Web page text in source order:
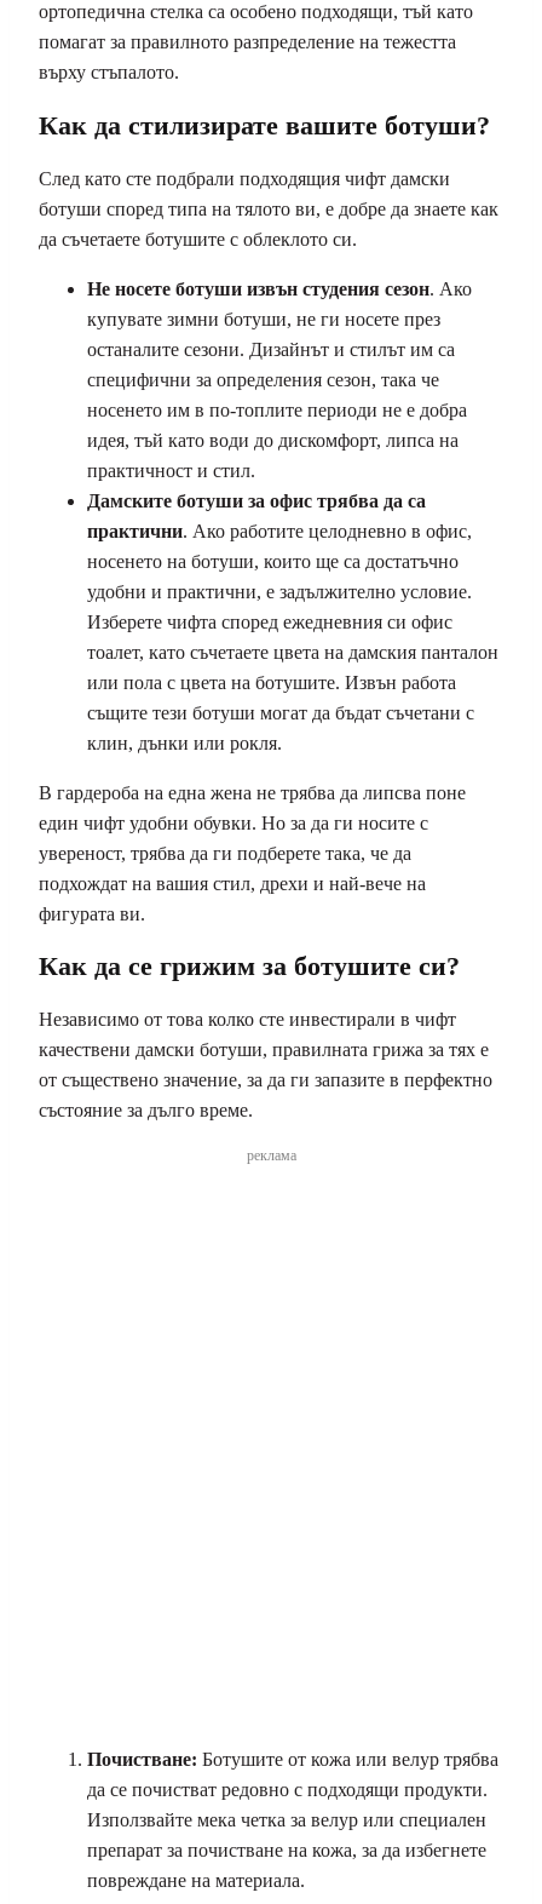
ортопедична стелка са особено подходящи, тъй като
помагат за правилното разпределение на тежестта
върху стъпалото.
Как да стилизирате вашите ботуши?
След като сте подбрали подходящия чифт дамски
ботуши според типа на тялото ви, е добре да знаете как
да съчетаете ботушите с облеклото си.
Не носете ботуши извън студения сезон. Ако
купувате зимни ботуши, не ги носете през
останалите сезони. Дизайнът и стилът им са
специфични за определения сезон, така че
носенето им в по-топлите периоди не е добра
идея, тъй като води до дискомфорт, липса на
практичност и стил.
Дамските ботуши за офис трябва да са
практични. Ако работите целодневно в офис,
носенето на ботуши, които ще са достатъчно
удобни и практични, е задължително условие.
Изберете чифта според ежедневния си офис
тоалет, като съчетаете цвета на дамския панталон
или пола с цвета на ботушите. Извън работа
същите тези ботуши могат да бъдат съчетани с
клин, дънки или рокля.
В гардероба на една жена не трябва да липсва поне
един чифт удобни обувки. Но за да ги носите с
увереност, трябва да ги подберете така, че да
подхождат на вашия стил, дрехи и най-вече на
фигурата ви.
Как да се грижим за ботушите си?
Независимо от това колко сте инвестирали в чифт
качествени дамски ботуши, правилната грижа за тях е
от съществено значение, за да ги запазите в перфектно
състояние за дълго време.
реклама
Почистване: Ботушите от кожа или велур трябва
да се почистват редовно с подходящи продукти.
Използвайте мека четка за велур или специален
препарат за почистване на кожа, за да избегнете
повреждане на материала.